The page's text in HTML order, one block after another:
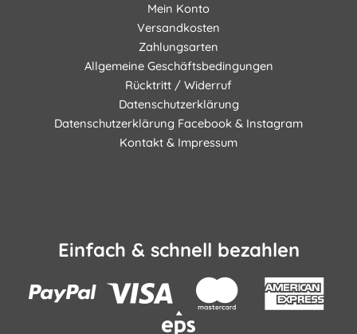
Mein Konto
Versandkosten
Zahlungsarten
Allgemeine Geschäftsbedingungen
Rücktritt / Widerruf
Datenschutzerklärung
Datenschutzerklärung Facebook & Instagram
Kontakt & Impressum
Einfach & schnell bezahlen